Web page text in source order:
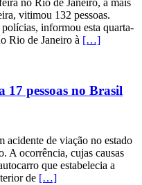
no Rio de Janeiro, a mais
vitimou 132 pessoas.
informou esta quarta-
Rio de Janeiro à […]
17 pessoas no Brasil
acidente de viação no estado
A ocorrência, cujas causas
que estabelecia a
de […]